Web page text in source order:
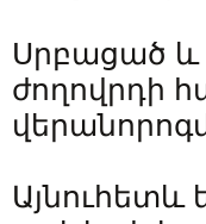
Սրբացած և
ժողովրդի
Այնուհետև